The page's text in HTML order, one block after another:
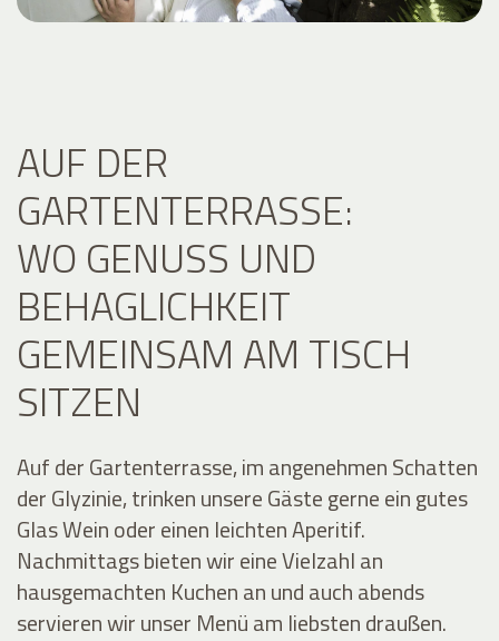
AUF DER
GARTENTERRASSE:
WO GENUSS UND
BEHAGLICHKEIT
GEMEINSAM AM TISCH
SITZEN
Auf der Gartenterrasse, im angenehmen Schatten
der Glyzinie, trinken unsere Gäste gerne ein gutes
Glas Wein oder einen leichten Aperitif.
Nachmittags bieten wir eine Vielzahl an
hausgemachten Kuchen an und auch abends
servieren wir unser Menü am liebsten draußen.